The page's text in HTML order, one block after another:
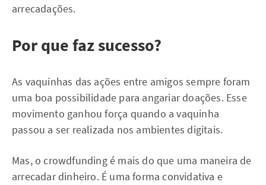
arrecadações.
Por que faz sucesso?
As vaquinhas das ações entre amigos sempre foram
uma boa possibilidade para angariar doações. Esse
movimento ganhou força quando a vaquinha
passou a ser realizada nos ambientes digitais.
Mas, o crowdfunding é mais do que uma maneira de
arrecadar dinheiro. É uma forma convidativa e